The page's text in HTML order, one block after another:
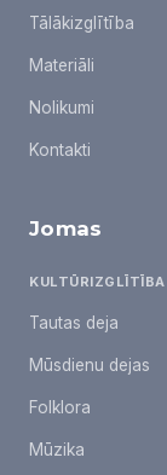
Tālākizglītība
Materiāli
Nolikumi
Kontakti
Jomas
KULTŪRIZGLĪTĪBA
Tautas deja
Mūsdienu dejas
Folklora
Mūzika